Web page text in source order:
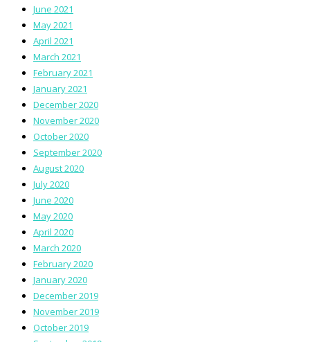
June 2021
May 2021
April 2021
March 2021
February 2021
January 2021
December 2020
November 2020
October 2020
September 2020
August 2020
July 2020
June 2020
May 2020
April 2020
March 2020
February 2020
January 2020
December 2019
November 2019
October 2019